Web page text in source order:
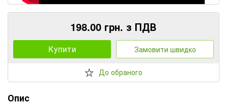
198.00 грн. з ПДВ
Купити Замовити швидко
До обраного
Опис